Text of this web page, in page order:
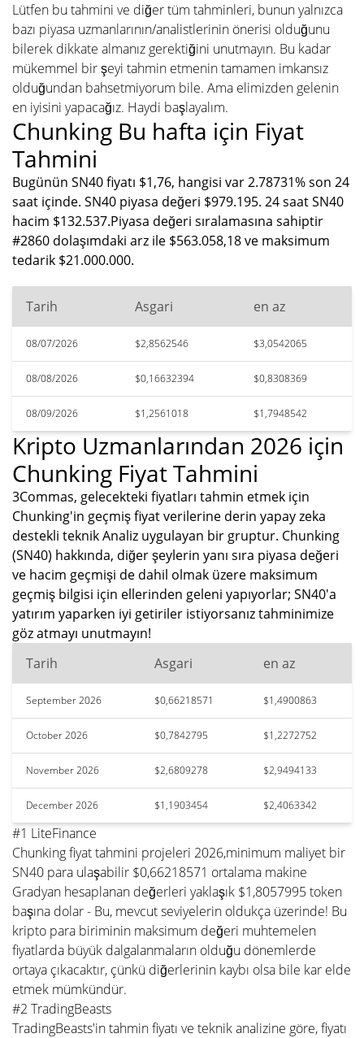
Lütfen bu tahmini ve diğer tüm tahminleri, bunun yalnızca
bazı piyasa uzmanlarının/analistlerinin önerisi olduğunu
bilerek dikkate almanız gerektiğini unutmayın. Bu kadar
mükemmel bir şeyi tahmin etmenin tamamen imkansız
olduğundan bahsetmiyorum bile. Ama elimizden gelenin
en iyisini yapacağız. Haydi başlayalım.
Chunking Bu hafta için Fiyat
Tahmini
Bugünün SN40 fiyatı $1,76, hangisi var 2.78731% son 24
saat içinde. SN40 piyasa değeri $979.195. 24 saat SN40
hacim $132.537.Piyasa değeri sıralamasına sahiptir
#2860 dolaşımdaki arz ile $563.058,18 ve maksimum
tedarik $21.000.000.
Tarih Asgari en az
08/07/2026 $2,8562546 $3,0542065
08/08/2026 $0,16632394 $0,8308369
08/09/2026 $1,2561018 $1,7948542
Kripto Uzmanlarından 2026 için
Chunking Fiyat Tahmini
3Commas, gelecekteki fiyatları tahmin etmek için
Chunking'in geçmiş fiyat verilerine derin yapay zeka
destekli teknik Analiz uygulayan bir gruptur. Chunking
(SN40) hakkında, diğer şeylerin yanı sıra piyasa değeri
ve hacim geçmişi de dahil olmak üzere maksimum
geçmiş bilgisi için ellerinden geleni yapıyorlar; SN40'a
yatırım yaparken iyi getiriler istiyorsanız tahminimize
göz atmayı unutmayın!
Tarih
Asgari en az
September 2026 $0,66218571 $1,4900863
October 2026 $0,7842795 $1,2272752
November 2026 $2,6809278 $2,9494133
December 2026 $1,1903454 $2,4063342
#1 LiteFinance
Chunking fiyat tahmini projeleri 2026,minimum maliyet bir
SN40 para ulaşabilir $0,66218571 ortalama makine
Gradyan hesaplanan değerleri yaklaşık $1,8057995 token
başına dolar - Bu, mevcut seviyelerin oldukça üzerinde! Bu
kripto para biriminin maksimum değeri muhtemelen
fiyatlarda büyük dalgalanmaların olduğu dönemlerde
ortaya çıkacaktır, çünkü diğerlerinin kaybı olsa bile kar elde
etmek mümkündür.
#2 TradingBeasts
TradingBeasts'in tahmin fiyatı ve teknik analizine göre, fiyatı